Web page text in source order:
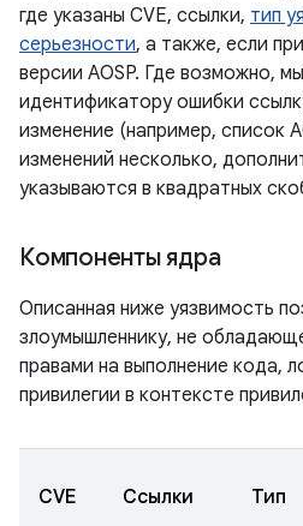
где указаны CVE, ссылки, тип
серьезности, а также, если
версии AOSP. Где возможно,
идентификатору ошибки
изменение (например, список
изменений несколько,
указываются в квадратных
Компоненты ядра
Описанная ниже уязвимость
злоумышленнику, не
правами на выполнение кода,
привилегии в контексте
CVE Ссылки Тип